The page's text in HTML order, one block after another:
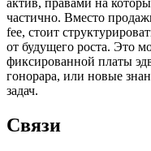
частично. Вместо
fee, стоит
от будущего роста. Это
фиксированной платы
гонорара, или новые
задач.
Связи